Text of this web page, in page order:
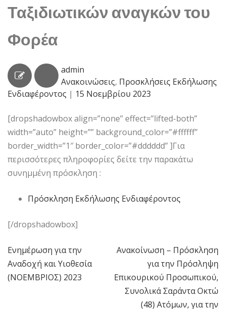
Ταξιδιωτικών αναγκών του
Φορέα
admin
Ανακοινώσεις, Προσκλήσεις Εκδήλωσης
Ενδιαφέροντος | 15 Νοεμβρίου 2023
[dropshadowbox align=”none” effect=”lifted-both”
width=”auto” height=”” background_color=”#ffffff”
border_width=”1″ border_color=”#dddddd” ]Για
περισσότερες πληροφορίες δείτε την παρακάτω
συνημμένη πρόσκληση :
Πρόσκληση Εκδήλωσης Ενδιαφέροντος
[/dropshadowbox]
Πλοήγηση
άρθρων
Ενημέρωση για την
Αναδοχή και Υιοθεσία
(ΝΟΕΜΒΡΙΟΣ) 2023
Ανακοίνωση – Πρόσκληση
για την Πρόσληψη
Επικουρικού Προσωπικού,
Συνολικά Σαράντα Οκτώ
(48) Ατόμων, για την